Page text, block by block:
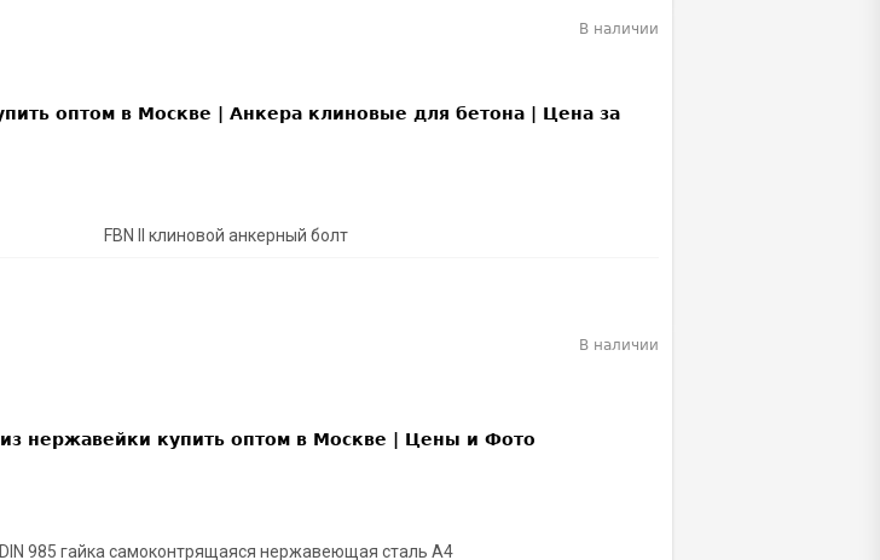
FBN II клиновой анкерный болт
В наличии
DIN 985 гайка самоконтрящаяся нержавеющая сталь A4
В наличии